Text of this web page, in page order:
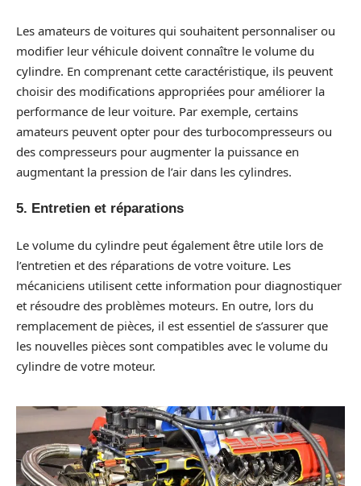
Les amateurs de voitures qui souhaitent personnaliser ou
modifier leur véhicule doivent connaître le volume du
cylindre. En comprenant cette caractéristique, ils peuvent
choisir des modifications appropriées pour améliorer la
performance de leur voiture. Par exemple, certains
amateurs peuvent opter pour des turbocompresseurs ou
des compresseurs pour augmenter la puissance en
augmentant la pression de l’air dans les cylindres.
5. Entretien et réparations
Le volume du cylindre peut également être utile lors de
l’entretien et des réparations de votre voiture. Les
mécaniciens utilisent cette information pour diagnostiquer
et résoudre des problèmes moteurs. En outre, lors du
remplacement de pièces, il est essentiel de s’assurer que
les nouvelles pièces sont compatibles avec le volume du
cylindre de votre moteur.